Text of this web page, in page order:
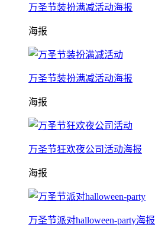
万圣节装扮满减活动海报
海报
万圣节装扮满减活动海报
海报
万圣节狂欢夜公司活动海报
海报
万圣节派对halloween-party海报